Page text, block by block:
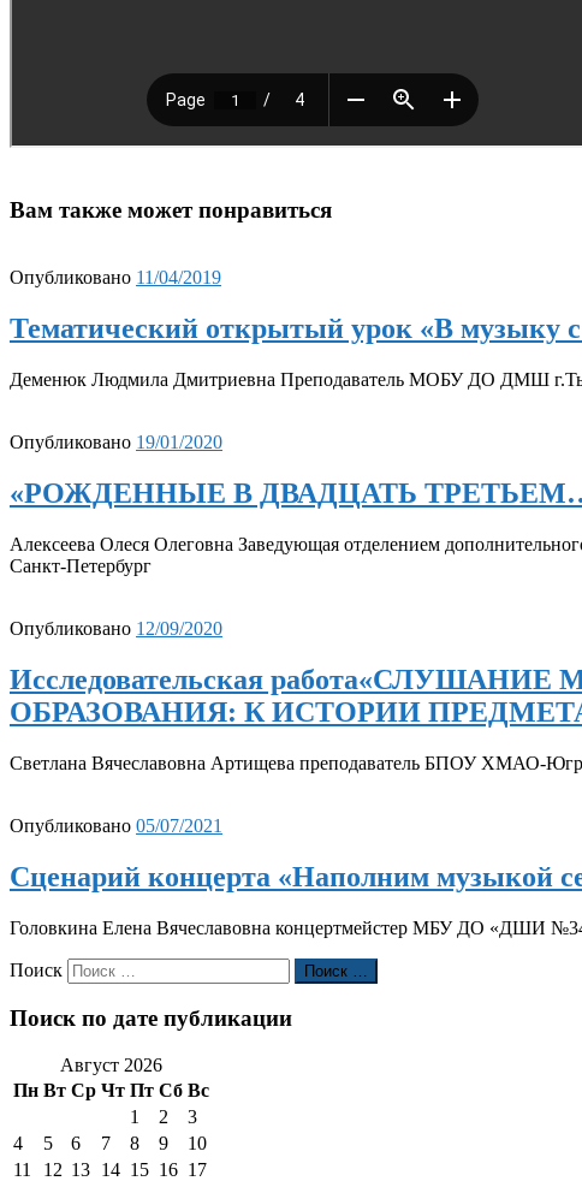
Вам также может понравиться
Опубликовано 11/04/2019
Тематический открытый урок «В музыку с
Деменюк Людмила Дмитриевна Преподаватель МОБУ ДО ДМШ
Опубликовано 19/01/2020
«РОЖДЕННЫЕ В ДВАДЦАТЬ
Алексеева Олеся Олеговна Заведующая отделением
Санкт-Петербург
Опубликовано 12/09/2020
Исследовательская
ОБРАЗОВАНИЯ: К ИСТОРИИ
Светлана Вячеславовна Артищева преподаватель БПОУ ХМАО-
Опубликовано 05/07/2021
Сценарий концерта «Наполним музыкой
Головкина Елена Вячеславовна концертмейстер МБУ ДО «ДШИ
Поиск Поиск …
Поиск по дате публикации
Август 2026
Пн Вт Ср Чт Пт Сб Вс
1
2
3
4
5 6 7 8 9
10
11
12 13 14 15 16 17